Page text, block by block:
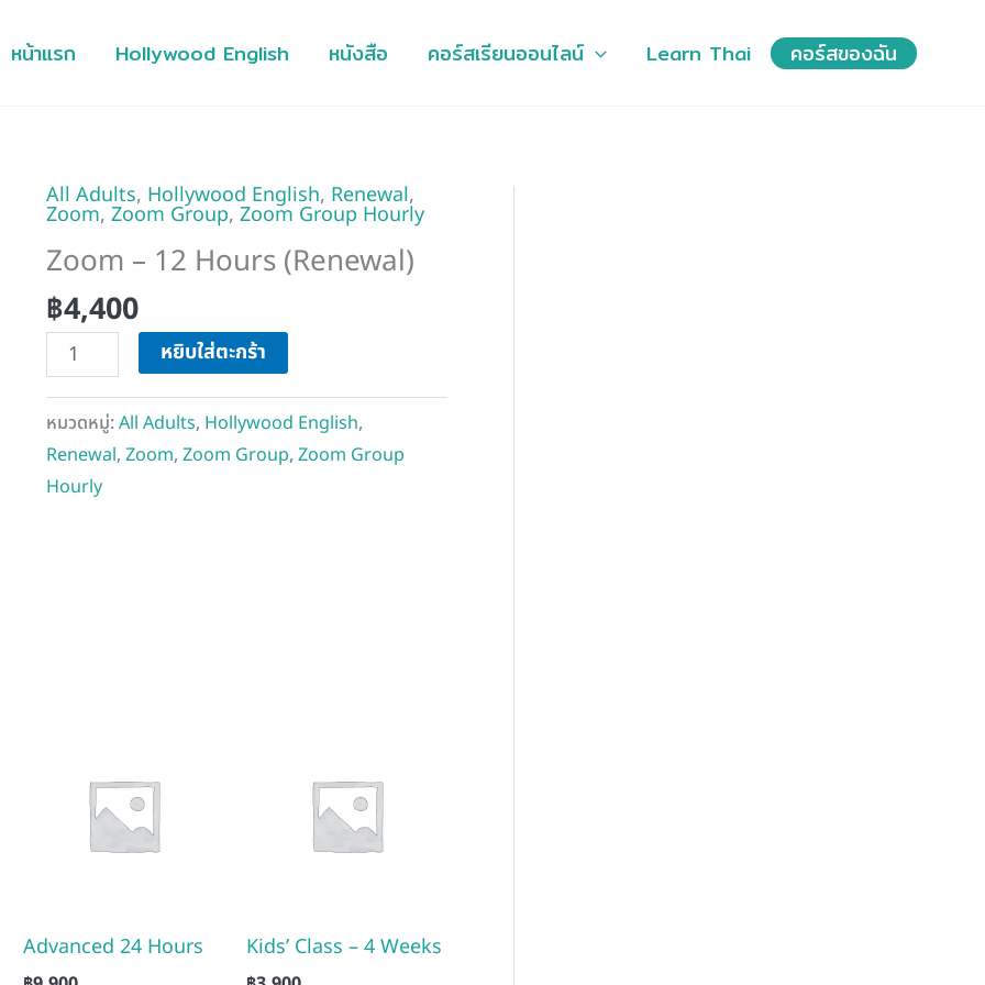
หน้าแรก Hollywood English หนังสือ คอร์สเรียนออนไลน์ Learn Thai คอร์สของฉัน
All Adults, Hollywood English, Renewal,
Zoom,Zoom Group,Zoom Group Hourly
Zoom – 12 Hours (Renewal)
฿4,400
จำนวน
-
12
Hours
(Renewal)
ชิ้น
หยิบใส่ตะกร้า
หมวดหมู่:All Adults, Hollywood English,
Renewal,Zoom,Zoom Group,Zoom Group
Hourly
Advanced 24 Hours Kids’ Class – 4 Weeks